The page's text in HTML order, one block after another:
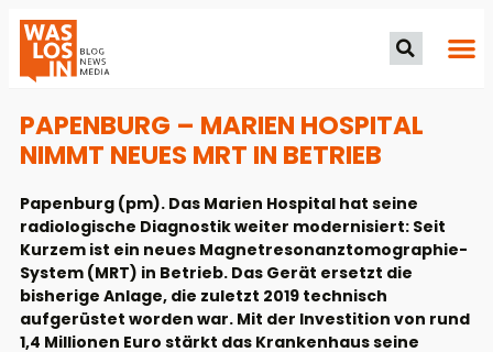
PAPENBURG – MARIEN HOSPITAL
NIMMT NEUES MRT IN BETRIEB
Papenburg (pm). Das Marien Hospital hat seine
radiologische Diagnostik weiter modernisiert: Seit
Kurzem ist ein neues Magnetresonanztomographie-
System (MRT) in Betrieb. Das Gerät ersetzt die
bisherige Anlage, die zuletzt 2019 technisch
aufgerüstet worden war. Mit der Investition von rund
1,4 Millionen Euro stärkt das Krankenhaus seine